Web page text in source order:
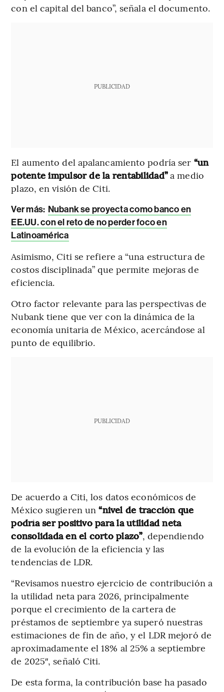
con el capital del banco”, señala el documento.
PUBLICIDAD
El aumento del apalancamiento podría ser “un
potente impulsor de la rentabilidad”a medio
plazo, en visión de Citi.
Ver más: Nubank se proyecta como banco en
EE.UU. con el reto de no perder foco en
Latinoamérica
Asimismo, Citi se refiere a “una estructura de
costos disciplinada” que permite mejoras de
eficiencia.
Otro factor relevante para las perspectivas de
Nubank tiene que ver con la dinámica de la
economía unitaria de México, acercándose al
punto de equilibrio.
PUBLICIDAD
De acuerdo a Citi, los datos económicos de
México sugieren un“nivel de tracción que
podría ser positivo para la utilidad neta
consolidada en el corto plazo”, dependiendo
de la evolución de la eficiencia y las
tendencias de LDR.
“Revisamos nuestro ejercicio de contribución a
la utilidad neta para 2026, principalmente
porque el crecimiento de la cartera de
préstamos de septiembre ya superó nuestras
estimaciones de fin de año, y el LDR mejoró de
aproximadamente el 18% al 25% a septiembre
de 2025″, señaló Citi.
De esta forma, la contribución base ha pasado